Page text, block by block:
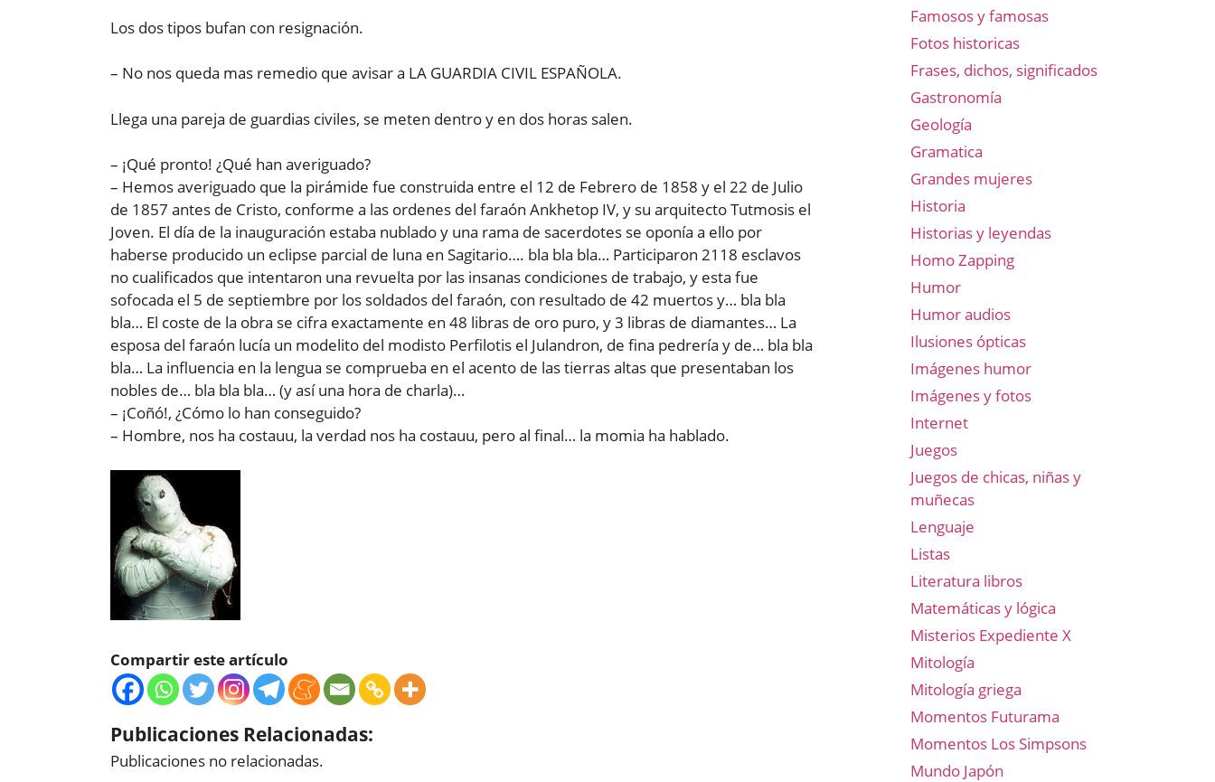
Los dos tipos bufan con resignación.
– No nos queda mas remedio que avisar a LA GUARDIA CIVIL ESPAÑOLA.
Llega una pareja de guardias civiles, se meten dentro y en dos horas salen.
– ¡Qué pronto! ¿Qué han averiguado?
– Hemos averiguado que la pirámide fue construida entre el 12 de Febrero de 1858 y el 22 de Julio
de 1857 antes de Cristo, conforme a las ordenes del faraón Ankhetop IV, y su arquitecto Tutmosis el
Joven. El día de la inauguración estaba nublado y una rama de sacerdotes se oponía a ello por
haberse producido un eclipse parcial de luna en Sagitario…. bla bla bla… Participaron 2118 esclavos
no cualificados que intentaron una revuelta por las insanas condiciones de trabajo, y esta fue
sofocada el 5 de septiembre por los soldados del faraón, con resultado de 42 muertos y… bla bla
bla… El coste de la obra se cifra exactamente en 48 libras de oro puro, y 3 libras de diamantes… La
esposa del faraón lucía un modelito del modisto Perfilotis el Julandron, de fina pedrería y de… bla bla
bla… La influencia en la lengua se comprueba en el acento de las tierras altas que presentaban los
nobles de… bla bla bla… (y así una hora de charla)…
– ¡Coñó!, ¿Cómo lo han conseguido?
– Hombre, nos ha costauu, la verdad nos ha costauu, pero al final… la momia ha hablado.
Compartir este artículo
Publicaciones Relacionadas:
Publicaciones no relacionadas.
Famosos y famosas
Fotos historicas
Frases, dichos, significados
Gastronomía
Geología
Gramatica
Grandes mujeres
Historia
Historias y leyendas
Homo Zapping
Humor
Humor audios
Ilusiones ópticas
Imágenes humor
Imágenes y fotos
Internet
Juegos
Juegos de chicas, niñas y
muñecas
Lenguaje
Listas
Literatura libros
Matemáticas y lógica
Misterios Expediente X
Mitología
Mitología griega
Momentos Futurama
Momentos Los Simpsons
Mundo Japón